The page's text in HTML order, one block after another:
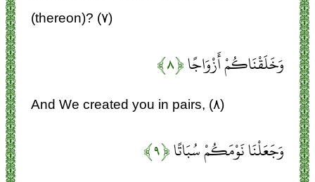
(thereon)? (۷)
وَخَلَقْنَاكُمْ أَزْوَاجًا﴿۸﴾
And We created you in pairs, (۸)
وَجَعَلْنَا نَوْمَكُمْ سُبَاتًا﴿۹﴾